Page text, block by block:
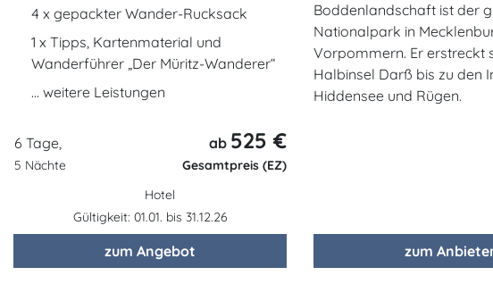
4 x gepackter Wander-Rucksack
1 x Tipps, Kartenmaterial und
Wanderführer „Der Müritz-Wanderer“
... weitere Leistungen
6 Tage,
5 Nächte
ab 525 €
Gesamtpreis (EZ)
Hotel
Gültigkeit: 01.01. bis 31.12.26
zum Angebot
Boddenlandschaft ist der
Nationalpark in
Vorpommern. Er erstreckt
Halbinsel Darß bis zu den
Hiddensee und Rügen.
zum